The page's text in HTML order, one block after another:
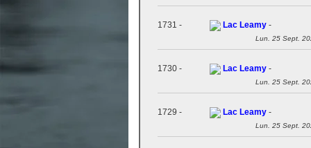
1731 - Lac Leamy-
Lun. 25 Sept.
1730 - Lac Leamy-
Lun. 25 Sept.
1729 - Lac Leamy-
Lun. 25 Sept.